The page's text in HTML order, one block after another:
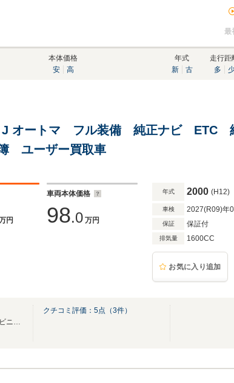
最
本体価格
安
高
年式
新
古
走行距
多
J オートマ フル装備 純正ナビ ETC
ユーザー買取車
円
車両本体価格
98.0 万円
年式 2000 (H12)
車検 2027(R09)年
保証 保証付
排気量 1600CC
お気に入り追加
アフターサービスも充実！お車のことはカーコンビニ倶楽部加盟店の当店におまかせ！
クチコミ評価： 5点（3件）